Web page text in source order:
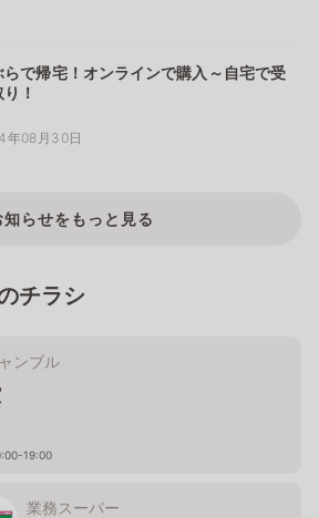
らで帰宅！オンラインで購入～自宅で受
！
年08月30日
知らせをもっと見る
チラシ
ンブル
19:00
業務スーパー